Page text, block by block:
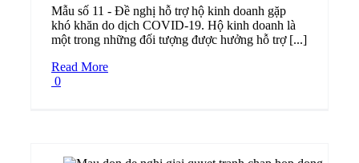
Mẫu số 11 - Đề nghị hỗ trợ hộ kinh doanh gặp
khó khăn do dịch COVID-19. Hộ kinh doanh là
một trong những đối tượng được hưởng hỗ trợ [...]
Read More
0